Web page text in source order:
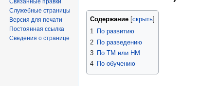
Содержание
1 По развитию
2 По разведению
3 По TM или HM
4 По обучению
Служебные страницы
Версия для печати
Постоянная ссылка
Сведения о странице